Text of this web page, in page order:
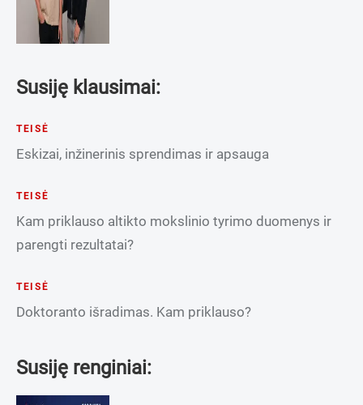
Susiję klausimai:
TEISĖ
Eskizai, inžinerinis sprendimas ir apsauga
TEISĖ
Kam priklauso altikto mokslinio tyrimo duomenys ir
parengti rezultatai?
TEISĖ
Doktoranto išradimas. Kam priklauso?
Susiję renginiai: